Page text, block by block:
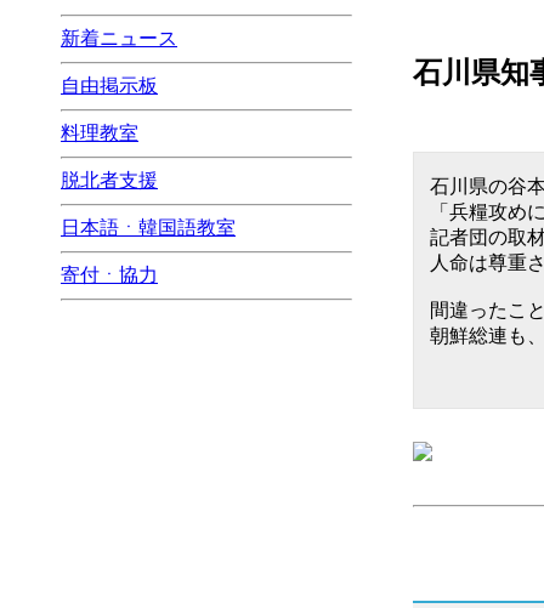
新着ニュース
自由掲示板
料理教室
脱北者支援
日本語ㆍ韓国語教室
寄付ㆍ協力
石川県知
石川県の谷
「兵糧攻め
記者団の取
人命は尊重
間違ったこ
朝鮮総連も